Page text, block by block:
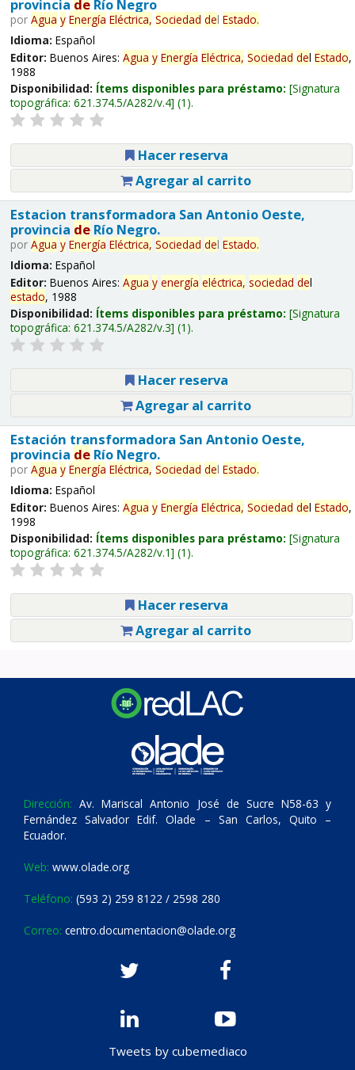
provincia deRío Negro
por Agua y Energía Eléctrica, Sociedad del Estado.
Idioma: Español
Editor: Buenos Aires: Agua y Energía Eléctrica, Sociedad del Estado,
1988
Disponibilidad: Ítems disponibles para préstamo: Signatura
topográfica: 621.374.5/A282/v.4 (1).
Hacer reserva
Agregar al carrito
Estacion transformadora San Antonio Oeste,
provincia deRío Negro.
por Agua y Energía Eléctrica, Sociedad del Estado.
Idioma: Español
Editor: Buenos Aires: Agua y energía eléctrica, sociedad del
estado, 1988
Disponibilidad: Ítems disponibles para préstamo: Signatura
topográfica: 621.374.5/A282/v.3 (1).
Hacer reserva
Agregar al carrito
Estación transformadora San Antonio Oeste,
provincia deRío Negro.
por Agua y Energía Eléctrica, Sociedad del Estado.
Idioma: Español
Editor: Buenos Aires: Agua y Energía Eléctrica, Sociedad del Estado,
1998
Disponibilidad: Ítems disponibles para préstamo: Signatura
topográfica: 621.374.5/A282/v.1 (1).
Hacer reserva
Agregar al carrito
Dirección: Av. Mariscal Antonio José de Sucre N58-63 y
Fernández Salvador Edif. Olade – San Carlos, Quito –
Ecuador.
Web: www.olade.org
Teléfono: (593 2) 259 8122 / 2598 280
Correo: centro.documentacion@olade.org
Tweets by cubemediaco